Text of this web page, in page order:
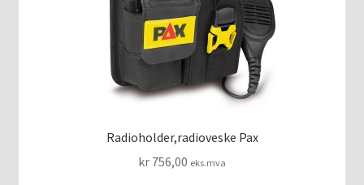
Radioholder,radioveske Pax
kr 756,00 eks.mva